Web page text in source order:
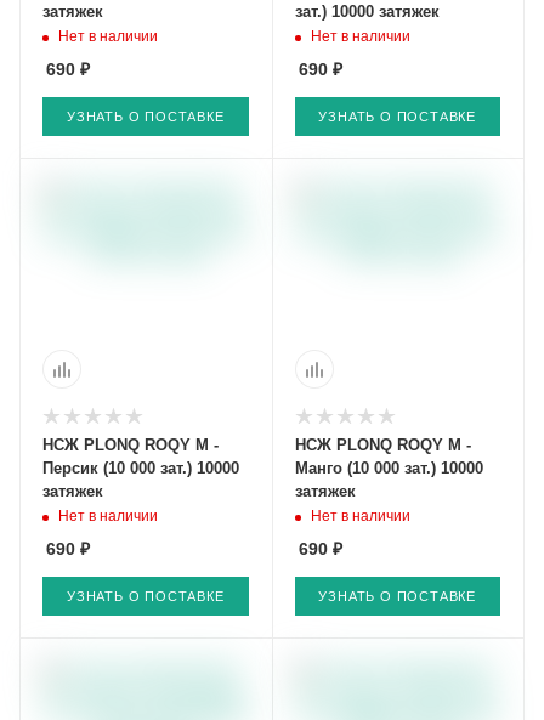
затяжек
Нет в наличии
690 ₽
УЗНАТЬ О ПОСТАВКЕ
зат.) 10000 затяжек
Нет в наличии
690 ₽
УЗНАТЬ О ПОСТАВКЕ
НСЖ PLONQ ROQY M -
Персик (10 000 зат.) 10000
затяжек
Нет в наличии
690 ₽
УЗНАТЬ О ПОСТАВКЕ
НСЖ PLONQ ROQY M -
Манго (10 000 зат.) 10000
затяжек
Нет в наличии
690 ₽
УЗНАТЬ О ПОСТАВКЕ